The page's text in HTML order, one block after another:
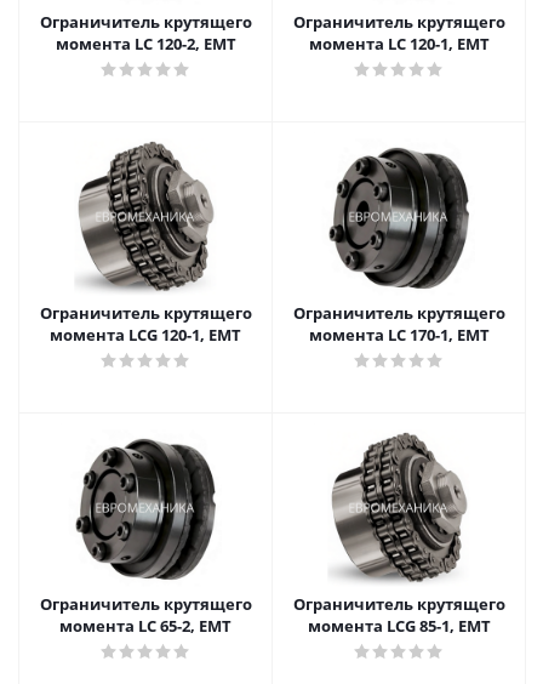
Ограничитель крутящего
момента LC 120-2, EMT
Ограничитель крутящего
момента LC 120-1, EMT
Ограничитель крутящего
момента LCG 120-1, EMT
Ограничитель крутящего
момента LC 170-1, EMT
Ограничитель крутящего
момента LC 65-2, EMT
Ограничитель крутящего
момента LCG 85-1, EMT